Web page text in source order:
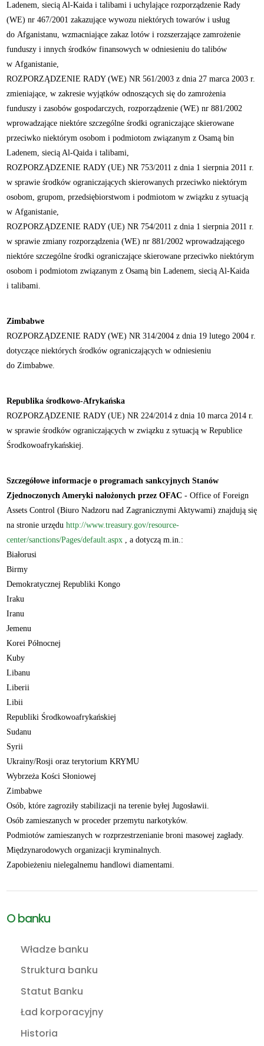
O banku
Władze banku
Struktura banku
Statut Banku
Ład korporacyjny
Historia
Ladenem, siecią Al-Kaida i talibami i uchylające rozporządzenie Rady
(WE) nr 467/2001 zakazujące wywozu niektórych towarów i usług
do Afganistanu, wzmacniające zakaz lotów i rozszerzające zamrożenie
funduszy i innych środków finansowych w odniesieniu do talibów
w Afganistanie,
ROZPORZĄDZENIE RADY (WE) NR 561/2003 z dnia 27 marca 2003 r.
zmieniające, w zakresie wyjątków odnoszących się do zamrożenia
funduszy i zasobów gospodarczych, rozporządzenie (WE) nr 881/2002
wprowadzające niektóre szczególne środki ograniczające skierowane
przeciwko niektórym osobom i podmiotom związanym z Osamą bin
Ladenem, siecią Al-Qaida i talibami,
ROZPORZĄDZENIE RADY (UE) NR 753/2011 z dnia 1 sierpnia 2011 r.
w sprawie środków ograniczających skierowanych przeciwko niektórym
osobom, grupom, przedsiębiorstwom i podmiotom w związku z sytuacją
w Afganistanie,
ROZPORZĄDZENIE RADY (UE) NR 754/2011 z dnia 1 sierpnia 2011 r.
w sprawie zmiany rozporządzenia (WE) nr 881/2002 wprowadzającego
niektóre szczególne środki ograniczające skierowane przeciwko niektórym
osobom i podmiotom związanym z Osamą bin Ladenem, siecią Al-Kaida
i talibami.
Zimbabwe
ROZPORZĄDZENIE RADY (WE) NR 314/2004 z dnia 19 lutego 2004 r.
dotyczące niektórych środków ograniczających w odniesieniu
do Zimbabwe.
Republika środkowo-Afrykańska
ROZPORZĄDZENIE RADY (UE) NR 224/2014 z dnia 10 marca 2014 r.
w sprawie środków ograniczających w związku z sytuacją w Republice
Środkowoafrykańskiej.
Szczegółowe informacje o programach sankcyjnych Stanów
Zjednoczonych Ameryki nałożonych przez OFAC - Office of Foreign
Assets Control (Biuro Nadzoru nad Zagranicznymi Aktywami) znajdują się
na stronie urzęduhttp://www.treasury.gov/resource-
center/sanctions/Pages/default.aspx , a dotyczą m.in.:
Białorusi
Birmy
Demokratycznej Republiki Kongo
Iraku
Iranu
Jemenu
Korei Północnej
Kuby
Libanu
Liberii
Libii
Republiki Środkowoafrykańskiej
Sudanu
Syrii
Ukrainy/Rosji oraz terytorium KRYMU
Wybrzeża Kości Słoniowej
Zimbabwe
Osób, które zagroziły stabilizacji na terenie byłej Jugosławii.
Osób zamieszanych w proceder przemytu narkotyków.
Podmiotów zamieszanych w rozprzestrzenianie broni masowej zagłady.
Międzynarodowych organizacji kryminalnych.
Zapobieżeniu nielegalnemu handlowi diamentami.